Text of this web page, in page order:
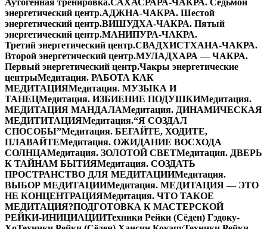
Аутогенная тренировка.САХАСРАРА-ЧАКРА. Седьмой
энергетический центр.АДЖНА-ЧАКРА. Шестой
энергетический центр.ВИШУДХА-ЧАКРА. Пятый
энергетический центр.МАНИПУРА-ЧАКРА.
Третий энергетический центр.СВАДХИСТХАНА-ЧАКРА.
Второй энергетический центр.МУЛАДХАРА — ЧАКРА.
Первый энергетический центр.Чакры энергетические
центрыМедитация. РАБОТА КАК
МЕДИТАЦИЯМедитация. МУЗЫКА И
ТАНЕЦМедитация. ИЗБИЕНИЕ ПОДУШКИМедитация.
МЕДИТАЦИЯ МАНДАЛАМедитация. ДИНАМИЧЕСКАЯ
МЕДИТИТАЦИЯМедитация.“Я СОЗДАЛ
СПОСОБЫ”Медитация. БЕГАЙТЕ, ХОДИТЕ,
ПЛАВАЙТЕМедитация. ОЖИДАНИЕ ВОСХОДА
СОЛНЦАМедитация. ЗОЛОТОЙ СВЕТМедитация. ДВЕРЬ
К ТАЙНАМ БЫТИЯМедитация. СОЗДАТЬ
ПРОСТРАНСТВО ДЛЯ МЕДИТАЦИИМедитация.
ВЫБОР МЕДИТАЦИИМедитация. МЕДИТАЦИЯ — ЭТО
НЕ КОНЦЕНТРАЦИЯМедитация. ЧТО ТАКОЕ
МЕДИТАЦИЯ?ПОДГОТОВКА К МАСТЕРСКОЙ
РЕЙКИ-ИНИЦИАЦИИТехники Рейки (Сёден) Гэдоку-